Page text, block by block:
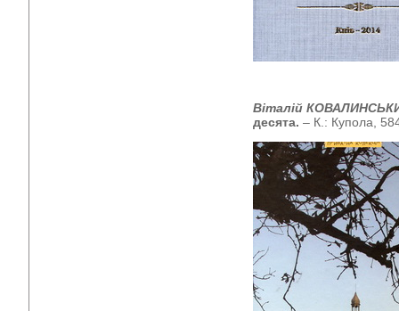
Віталій
десята. – К.: Купола,